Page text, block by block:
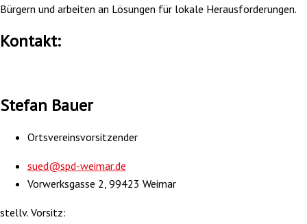
Bürgern und arbeiten an Lösungen für lokale Herausforderungen.
Kontakt:
Stefan Bauer
Ortsvereinsvorsitzender
sued@spd-weimar.de
Vorwerksgasse 2, 99423 Weimar
stellv. Vorsitz: